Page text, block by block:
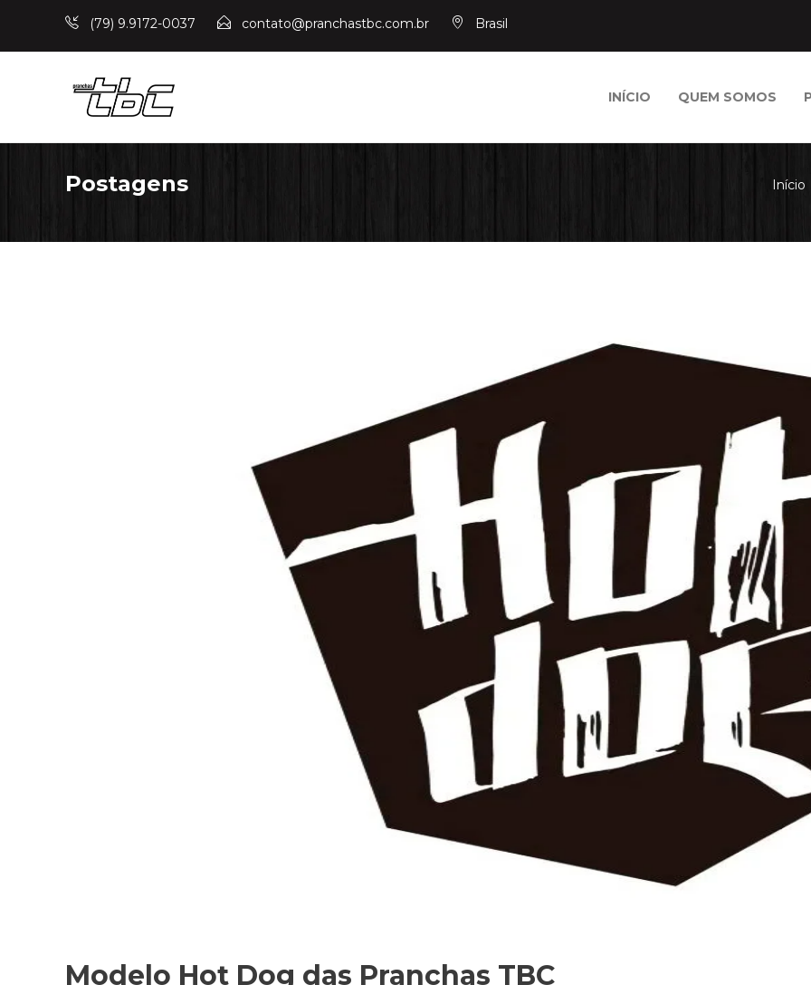
(79) 9.9172-0037 contato@pranchastbc.com.br Brasil
INÍCIO QUEM SOMOS
Postagens Início
Modelo Hot Dog das Pranchas TBC